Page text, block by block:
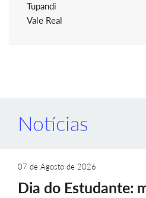
Tupandi
Vale Real
Notícias
07 de Agosto de 2026
Dia do Estudante: